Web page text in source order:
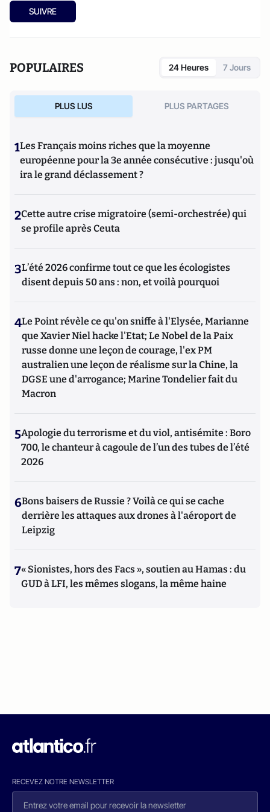
SUIVRE
POPULAIRES 24 Heures 7 Jours
PLUS LUS PLUS PARTAGES
1Les Français moins riches que la moyenne
européenne pour la 3e année consécutive : jusqu'où
ira le grand déclassement ?
2Cette autre crise migratoire (semi-orchestrée) qui
se profile après Ceuta
3L’été 2026 confirme tout ce que les écologistes
disent depuis 50 ans : non, et voilà pourquoi
4Le Point révèle ce qu'on sniffe à l'Elysée, Marianne
que Xavier Niel hacke l'Etat; Le Nobel de la Paix
russe donne une leçon de courage, l'ex PM
australien une leçon de réalisme sur la Chine, la
DGSE une d'arrogance; Marine Tondelier fait du
Macron
5Apologie du terrorisme et du viol, antisémite : Boro
700, le chanteur à cagoule de l’un des tubes de l’été
2026
6Bons baisers de Russie ? Voilà ce qui se cache
derrière les attaques aux drones à l'aéroport de
Leipzig
7« Sionistes, hors des Facs », soutien au Hamas : du
GUD à LFI, les mêmes slogans, la même haine
RECEVEZ NOTRE NEWSLETTER